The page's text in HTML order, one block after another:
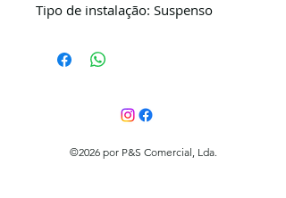
Tipo de instalação: Suspenso
©2026 por P&S Comercial, Lda.